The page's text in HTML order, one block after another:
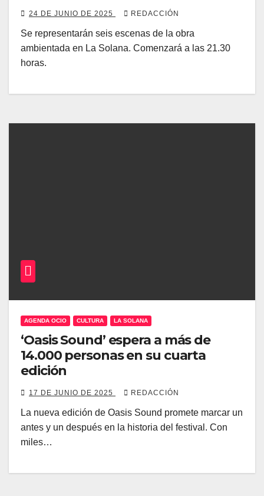
24 DE JUNIO DE 2025 REDACCIÓN
Se representarán seis escenas de la obra
ambientada en La Solana. Comenzará a las 21.30
horas.
AGENDA OCIO CULTURA LA SOLANA
‘Oasis Sound’ espera a más de
14.000 personas en su cuarta
edición
17 DE JUNIO DE 2025 REDACCIÓN
La nueva edición de Oasis Sound promete marcar un
antes y un después en la historia del festival. Con
miles…